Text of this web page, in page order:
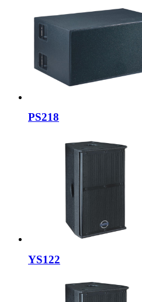
PS218
YS122